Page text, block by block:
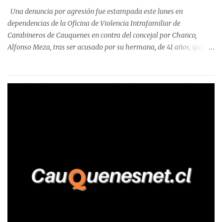
precisa que la mayor cantidad de dinero apostado se registró en
Talca, donde...
Una denuncia por agresión fue estampada este lunes en
dependencias de la Oficina de Violencia Intrafamiliar de
Carabineros de Cauquenes en contra del concejal por Chanco,
Alfonso Meza, tras ser acusado por su hermana, de 41 años, quien
relató que los hechos ocurrieron cerca de las 11:30 horas en el
trabajadores, el edil descendió del vehículo y, en medio de la
confrontación, la habría tomado de los hombros, empujado al
suelo y agredido con golpes de pies y manos, mientr...